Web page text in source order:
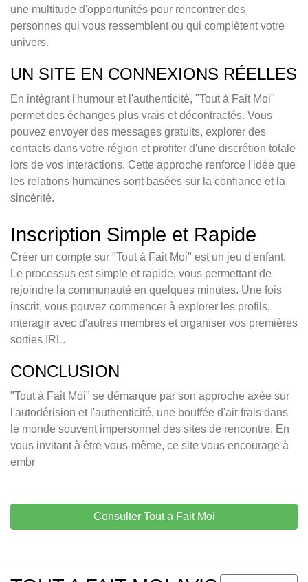
une multitude d'opportunités pour rencontrer des
personnes qui vous ressemblent ou qui complètent votre
univers.
UN SITE EN CONNEXIONS RÉELLES
En intégrant l'humour et l'authenticité, "Tout à Fait Moi"
permet des échanges plus vrais et décontractés. Vous
pouvez envoyer des messages gratuits, explorer des
contacts dans votre région et profiter d'une discrétion totale
lors de vos interactions. Cette approche renforce l'idée que
les relations humaines sont basées sur la confiance et la
sincérité.
Inscription Simple et Rapide
Créer un compte sur "Tout à Fait Moi" est un jeu d'enfant.
Le processus est simple et rapide, vous permettant de
rejoindre la communauté en quelques minutes. Une fois
inscrit, vous pouvez commencer à explorer les profils,
interagir avec d'autres membres et organiser vos premières
sorties IRL.
CONCLUSION
"Tout à Fait Moi" se démarque par son approche axée sur
l'autodérision et l'authenticité, une bouffée d'air frais dans
le monde souvent impersonnel des sites de rencontre. En
vous invitant à être vous-même, ce site vous encourage à
embr
Consulter Tout a Fait Moi